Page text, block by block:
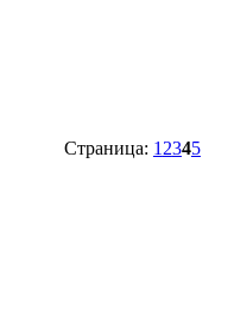
Страница: 1 2345